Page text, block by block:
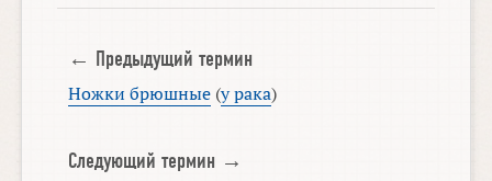
← Предыдущий термин
Ножки брюшные(у рака)
Следующий термин →